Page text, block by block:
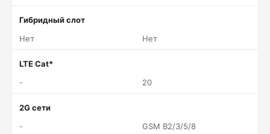
Гибридный слот
Нет
Нет
LTE Cat*
-
20
2G сети
-
GSM B2/3/5/8